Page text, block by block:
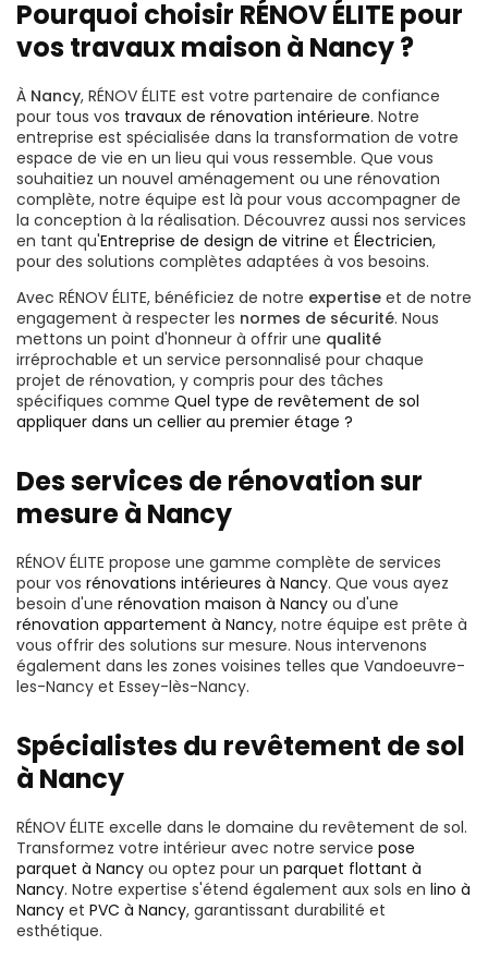
Pourquoi choisir RÉNOV ÉLITE pour
vos travaux maison à Nancy ?
À Nancy, RÉNOV ÉLITE est votre partenaire de confiance
pour tous vos travaux de rénovation intérieure. Notre
entreprise est spécialisée dans la transformation de votre
espace de vie en un lieu qui vous ressemble. Que vous
souhaitiez un nouvel aménagement ou une rénovation
complète, notre équipe est là pour vous accompagner de
la conception à la réalisation. Découvrez aussi nos services
en tant qu'Entreprise de design de vitrine et Électricien,
pour des solutions complètes adaptées à vos besoins.
Avec RÉNOV ÉLITE, bénéficiez de notre expertise et de notre
engagement à respecter les normes de sécurité. Nous
mettons un point d'honneur à offrir une qualité
irréprochable et un service personnalisé pour chaque
projet de rénovation, y compris pour des tâches
spécifiques comme Quel type de revêtement de sol
appliquer dans un cellier au premier étage ?
Des services de rénovation sur
mesure à Nancy
RÉNOV ÉLITE propose une gamme complète de services
pour vos rénovations intérieures à Nancy. Que vous ayez
besoin d'une rénovation maison à Nancy ou d'une
rénovation appartement à Nancy, notre équipe est prête à
vous offrir des solutions sur mesure. Nous intervenons
également dans les zones voisines telles que Vandoeuvre-
les-Nancy et Essey-lès-Nancy.
Spécialistes du revêtement de sol
à Nancy
RÉNOV ÉLITE excelle dans le domaine du revêtement de sol.
Transformez votre intérieur avec notre service pose
parquet à Nancy ou optez pour un parquet flottant à
Nancy. Notre expertise s'étend également aux sols en lino à
Nancy et PVC à Nancy, garantissant durabilité et
esthétique.